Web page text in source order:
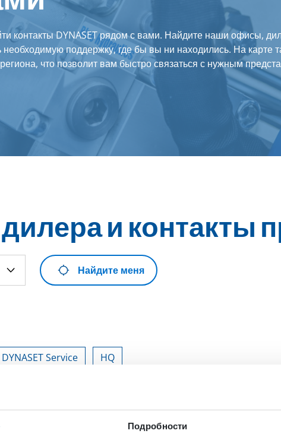
Подробности
контакты DYNASET рядом с вами. Найдите наши офисы,
поддержку, где бы вы ни находились. На карте
что позволит вам быстро связаться с нужным
и контакты
Найдите меня
DYNASET Service HQ
Pressure Water